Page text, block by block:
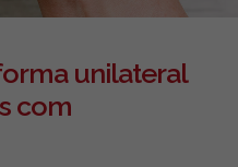
unilateral
com